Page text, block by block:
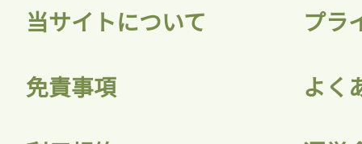
当サイトについて プラ
免責事項 よく